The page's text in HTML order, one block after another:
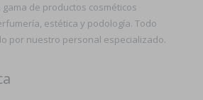
de productos cosméticos
estética y podología. Todo
por nuestro personal especializado.